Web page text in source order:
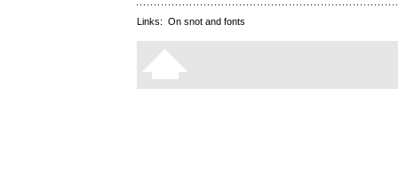
Links: On snot and fonts